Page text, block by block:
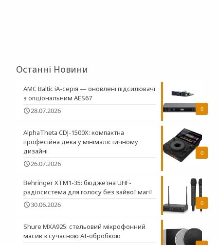
Останні Новини
0
AMC Baltic iA-серія — оновлені підсилювачі
з опціональним AES67
28.07.2026
0
AlphaTheta CDJ-1500X: компактна
професійна дека у мінімалістичному
дизайні
26.07.2026
0
Behringer XTM1-35: бюджетна UHF-
радіосистема для голосу без зайвої магії
30.06.2026
Shure MXA925: стельовий мікрофонний
масив з сучасною AI-обробкою